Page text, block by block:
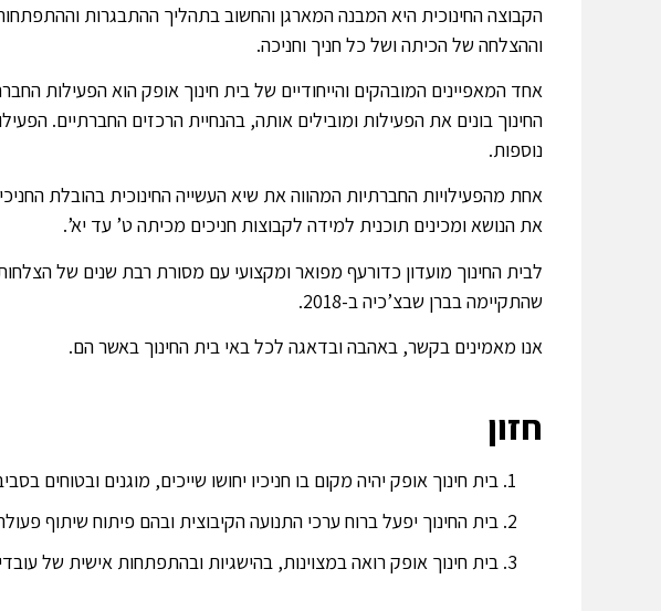
הקבוצה החינוכית היא המבנה המארגן והחשוב בתהליך ההתבגרות
וההצלחה של הכיתה ושל כל חניך וחניכה.
אחד המאפיינים המובהקים והייחודיים של בית חינוך אופק הוא הפעילות
החינוך בונים את הפעילות ומובילים אותה, בהנחיית הרכזים החברתיים.
נוספות.
אחת מהפעילויות החברתיות המהווה את שיא העשייה החינוכית בהובלת
את הנושא ומכינים תוכנית למידה לקבוצות חניכים מכיתה ט’ עד יא’.
לבית החינוך מועדון כדורעף מפואר ומקצועי עם מסורת רבת שנים של
שהתקיימה בברן שבצ’כיה ב-2018.
אנו מאמינים בקשר, באהבה ובדאגה לכל באי בית החינוך באשר הם.
חזון
בית חינוך אופק יהיה מקום בו חניכיו יחושו שייכים, מוגנים ובטוחים
בית החינוך יפעל ברוח ערכי התנועה הקיבוצית ובהם פיתוח שיתוף
בית חינוך אופק רואה במצוינות, בהישגיות ובהתפתחות אישית של